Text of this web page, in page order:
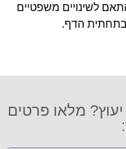
לשינויים משפטיים
בתחתית הדף.
מלאו פרטים